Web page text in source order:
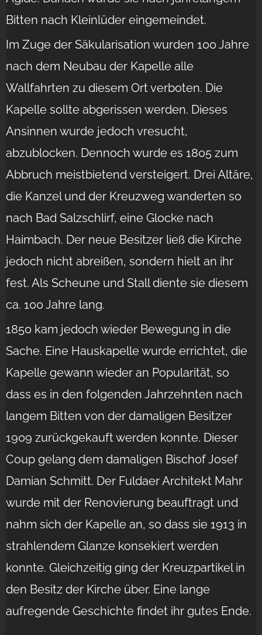
Bitten nach Kleinlüder eingemeindet.
Im Zuge der Säkularisation wurden 100 Jahre
nach dem Neubau der Kapelle alle
Wallfahrten zu diesem Ort verboten. Die
Kapelle sollte abgerissen werden. Dieses
Ansinnen wurde jedoch vresucht,
abzublocken. Dennoch wurde es 1805 zum
Abbruch meistbietend versteigert. Drei Altäre,
die Kanzel und der Kreuzweg wanderten so
nach Bad Salzschlirf, eine Glocke nach
Haimbach. Der neue Besitzer ließ die Kirche
jedoch nicht abreißen, sondern hielt an ihr
fest. Als Scheune und Stall diente sie diesem
ca. 100 Jahre lang.
1850 kam jedoch wieder Bewegung in die
Sache. Eine Hauskapelle wurde errichtet, die
Kapelle gewann wieder an Popularität, so
dass es in den folgenden Jahrzehnten nach
langem Bitten von der damaligen Besitzer
1909 zurückgekauft werden konnte. Dieser
Coup gelang dem damaligen Bischof Josef
Damian Schmitt. Der Fuldaer Architekt Mahr
wurde mit der Renovierung beauftragt und
nahm sich der Kapelle an, so dass sie 1913 in
strahlendem Glanze konsekiert werden
konnte. Gleichzeitig ging der Kreuzpartikel in
den Besitz der Kirche über. Eine lange
aufregende Geschichte findet ihr gutes Ende.